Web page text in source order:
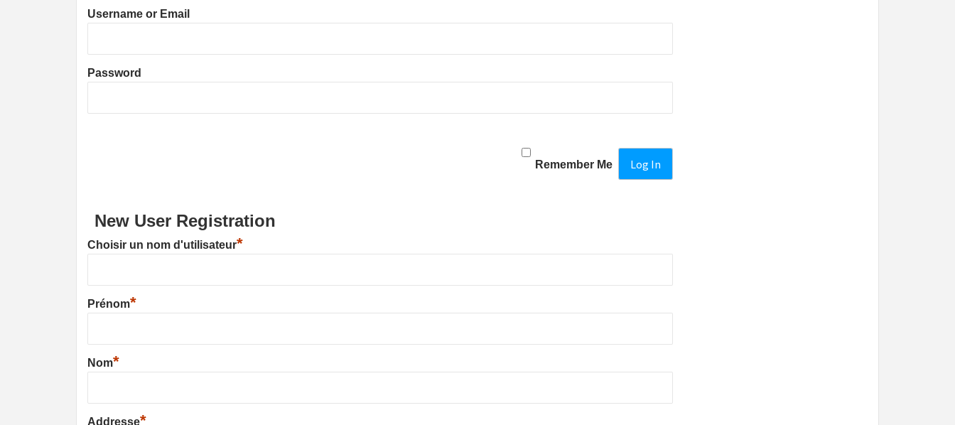
Username or Email
Password
Remember Me
New User Registration
Choisir un nom d'utilisateur*
Prénom*
Nom*
Addresse*